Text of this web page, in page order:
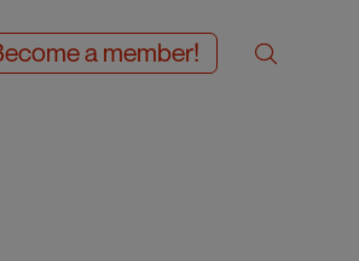
a member!